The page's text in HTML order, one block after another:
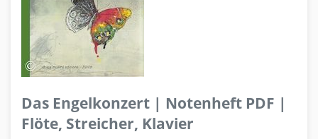
Das Engelkonzert | Notenheft PDF |
Flöte, Streicher, Klavier